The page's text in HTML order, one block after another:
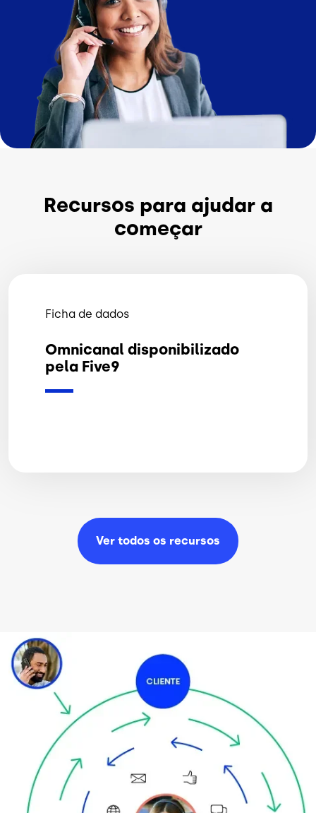
Recursos para ajudar a
começar
Ficha de dados
Omnicanal disponibilizado
pela Five9
Ver todos os recursos
Imagem